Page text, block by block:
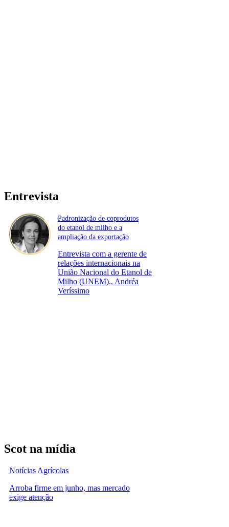
Entrevista
Padronização de coprodutos
do etanol de milho e a
ampliação da exportação
Entrevista com a gerente de
relações internacionais na
União Nacional do Etanol de
Milho (UNEM)., Andréa
Veríssimo
Scot na mídia
Notícias Agrícolas
Arroba firme em junho, mas mercado
exige atenção